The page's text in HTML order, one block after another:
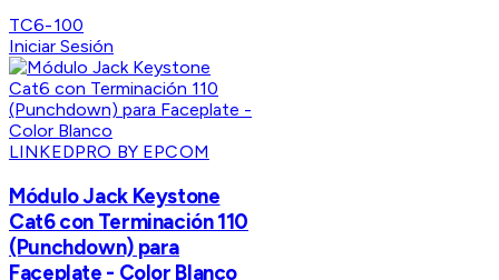
TC6-100
Iniciar Sesión
LINKEDPRO BY EPCOM
Módulo Jack Keystone
Cat6 con Terminación 110
(Punchdown) para
Faceplate - Color Blanco